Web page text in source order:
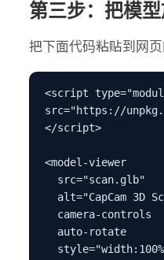
第三步：把模
把下面代码粘贴到网
<script
src="https://
</script>
<model-viewer
  src="scan.glb"
alt="CapCam 3D
  camera-controls
  auto-rotate